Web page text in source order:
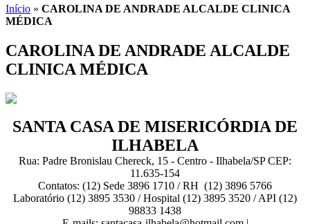
Início » CAROLINA DE ANDRADE ALCALDE CLINICA
MÉDICA
CAROLINA DE ANDRADE ALCALDE
CLINICA MÉDICA
SANTA CASA DE MISERICÓRDIA DE
ILHABELA
Rua: Padre Bronislau Chereck, 15 - Centro - Ilhabela/SP CEP:
11.635-154
Contatos: (12) Sede 3896 1710 / RH (12) 3896 5766
Laboratório (12) 3895 3530 / Hospital (12) 3895 3520 / API (12)
98833 1438